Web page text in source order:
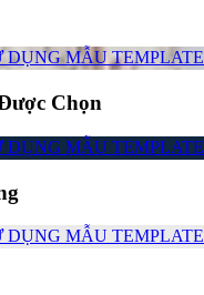
DỤNG MẪU TEMPLATE
Chọn
DỤNG MẪU TEMPLATE
DỤNG MẪU TEMPLATE